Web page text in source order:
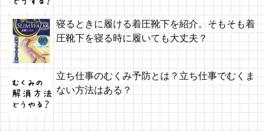
寝るときに履ける着圧靴下を紹介。そもそも着
圧靴下を寝る時に履いても大丈夫？
立ち仕事のむくみ予防とは？立ち仕事でむくま
ない方法はある？